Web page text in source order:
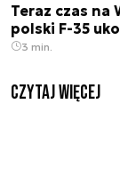
Teraz czas na
polski F-35
3 min.
czytaj więcej